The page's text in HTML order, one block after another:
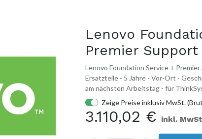
Lenovo
Premier Support
Lenovo Foundation Service +
Ersatzteile - 5 Jahre - Vor-Ort -
am nächsten Arbeitstag - für
Zeige Preise inklusiv MwSt.
3.110,02 € inkl.